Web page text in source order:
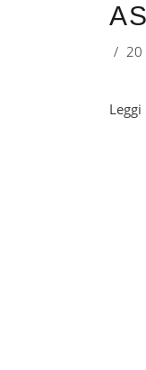
20
Leggi